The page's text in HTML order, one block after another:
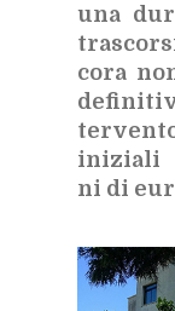
una
co­ra
ini­zia­li
ni di